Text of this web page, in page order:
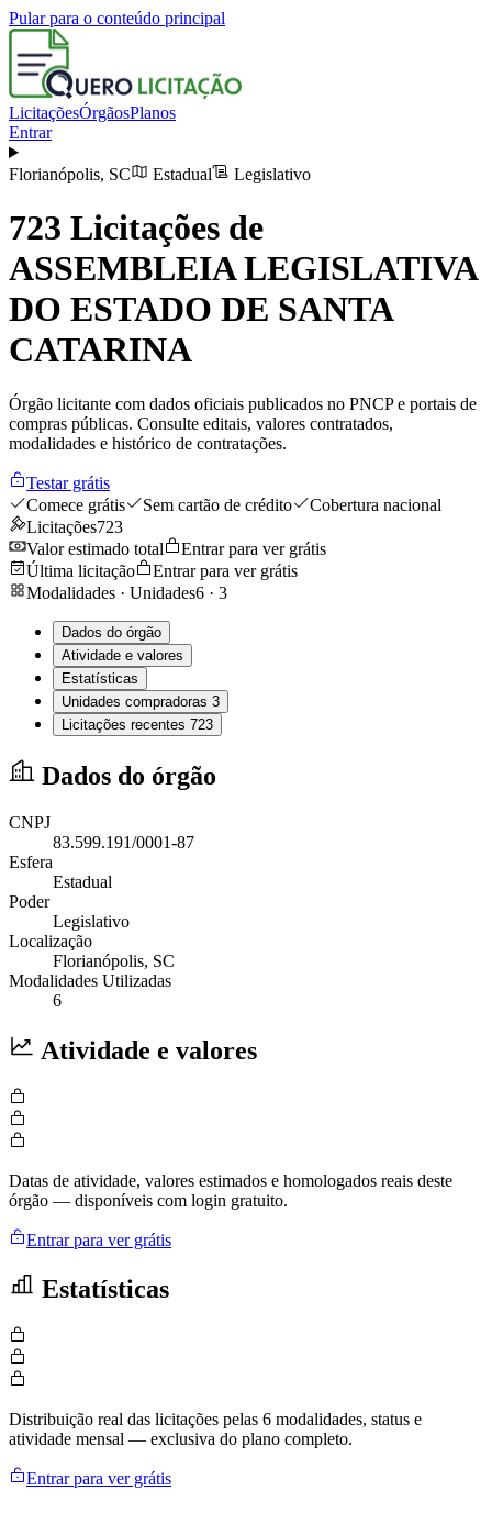
Pular para o conteúdo principal
LicitaçõesÓrgãosPlanos
Entrar
Florianópolis, SC Estadual Legislativo
723 Licitações de
ASSEMBLEIA LEGISLATIVA
DO ESTADO DE SANTA
CATARINA
Órgão licitante com dados oficiais publicados no PNCP e portais de
compras públicas. Consulte editais, valores contratados,
modalidades e histórico de contratações.
Testar grátis
Comece grátis
Sem cartão de crédito
Cobertura nacional
Licitações723
Valor estimado total
Entrar para ver grátis
Última licitação
Entrar para ver grátis
Modalidades · Unidades6 · 3
Dados do órgão
Atividade e valores
Estatísticas
Unidades compradoras 3
Licitações recentes 723
Dados do órgão
CNPJ
83.599.191/0001-87
Esfera
Estadual
Poder
Legislativo
Localização
Florianópolis, SC
Modalidades Utilizadas
6
Atividade e valores
Datas de atividade, valores estimados e homologados reais deste
órgão — disponíveis com login gratuito.
Entrar para ver grátis
Estatísticas
Distribuição real das licitações pelas 6 modalidades, status e
atividade mensal — exclusiva do plano completo.
Entrar para ver grátis